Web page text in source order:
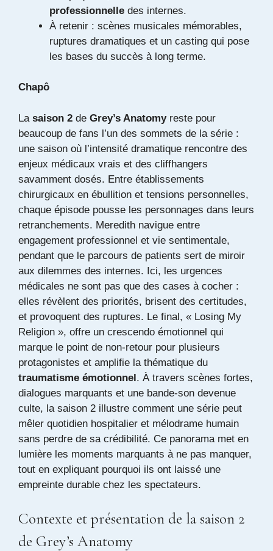
professionnelle des internes.
À retenir : scènes musicales mémorables,
ruptures dramatiques et un casting qui pose
les bases du succès à long terme.
Chapô
La saison 2 de Grey’s Anatomyreste pour
beaucoup de fans l’un des sommets de la série :
une saison où l’intensité dramatique rencontre des
enjeux médicaux vrais et des cliffhangers
savamment dosés. Entre établissements
chirurgicaux en ébullition et tensions personnelles,
chaque épisode pousse les personnages dans leurs
retranchements. Meredith navigue entre
engagement professionnel et vie sentimentale,
pendant que le parcours de patients sert de miroir
aux dilemmes des internes. Ici, les urgences
médicales ne sont pas que des cases à cocher :
elles révèlent des priorités, brisent des certitudes,
et provoquent des ruptures. Le final, « Losing My
Religion », offre un crescendo émotionnel qui
marque le point de non-retour pour plusieurs
protagonistes et amplifie la thématique du
traumatisme émotionnel. À travers scènes fortes,
dialogues marquants et une bande-son devenue
culte, la saison 2 illustre comment une série peut
mêler quotidien hospitalier et mélodrame humain
sans perdre de sa crédibilité. Ce panorama met en
lumière les moments marquants à ne pas manquer,
tout en expliquant pourquoi ils ont laissé une
empreinte durable chez les spectateurs.
Contexte et présentation de la saison 2
de Grey’s Anatomy